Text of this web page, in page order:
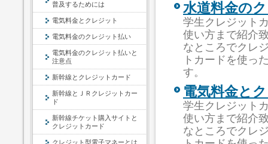
水道料金の
学生クレジット
使い方まで紹介
なところでクレ
トカードを使っ
す。
電気料金と
学生クレジット
使い方まで紹介
なところでクレ
普及するためには
電気料金とクレジット
電気料金のクレジット払い
電気料金のクレジット払いと
注意点
新幹線とクレジットカード
新幹線とＪＲクレジットカー
ド
新幹線チケット購入サイトと
クレジットカード
クレジット型電子マネーとは